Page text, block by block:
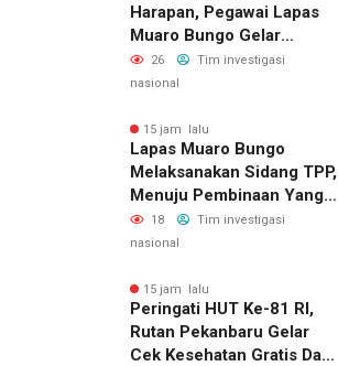
Harapan, Pegawai Lapas
Muaro Bungo Gelar
Kegiatan Bakti Sosial
Donor Darah Dalam
Republik Indonesia Ke-81
26
Tim investigasi
nasional
15 jam lalu
Lapas Muaro Bungo
Melaksanakan Sidang TPP,
Menuju Pembinaan Yang
Produktif
18
Tim investigasi
nasional
15 jam lalu
Peringati HUT Ke-81 RI,
Rutan Pekanbaru Gelar
Cek Kesehatan Gratis Dan